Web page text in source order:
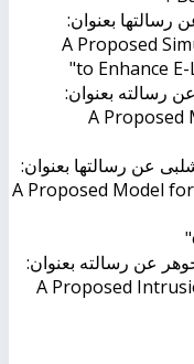
to Enhance
"A
" A Proposed Model
"A Proposed